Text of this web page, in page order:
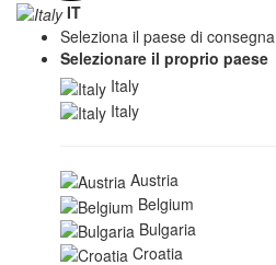
IT
Seleziona il paese di consegna
Selezionare il proprio paese
Italy
Italy
Austria
Belgium
Bulgaria
Croatia